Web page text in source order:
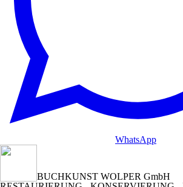
WhatsApp
BUCHKUNST WOLPER GmbH